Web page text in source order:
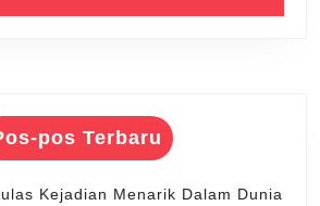
pos Terbaru
Kejadian Menarik Dalam Dunia